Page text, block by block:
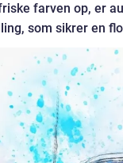
farven op, er
som sikrer en